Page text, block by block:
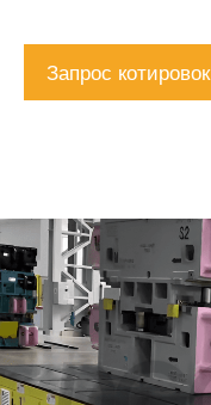
Запрос котировок